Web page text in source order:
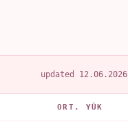
updated 12.06.2026
ORT. YÜK